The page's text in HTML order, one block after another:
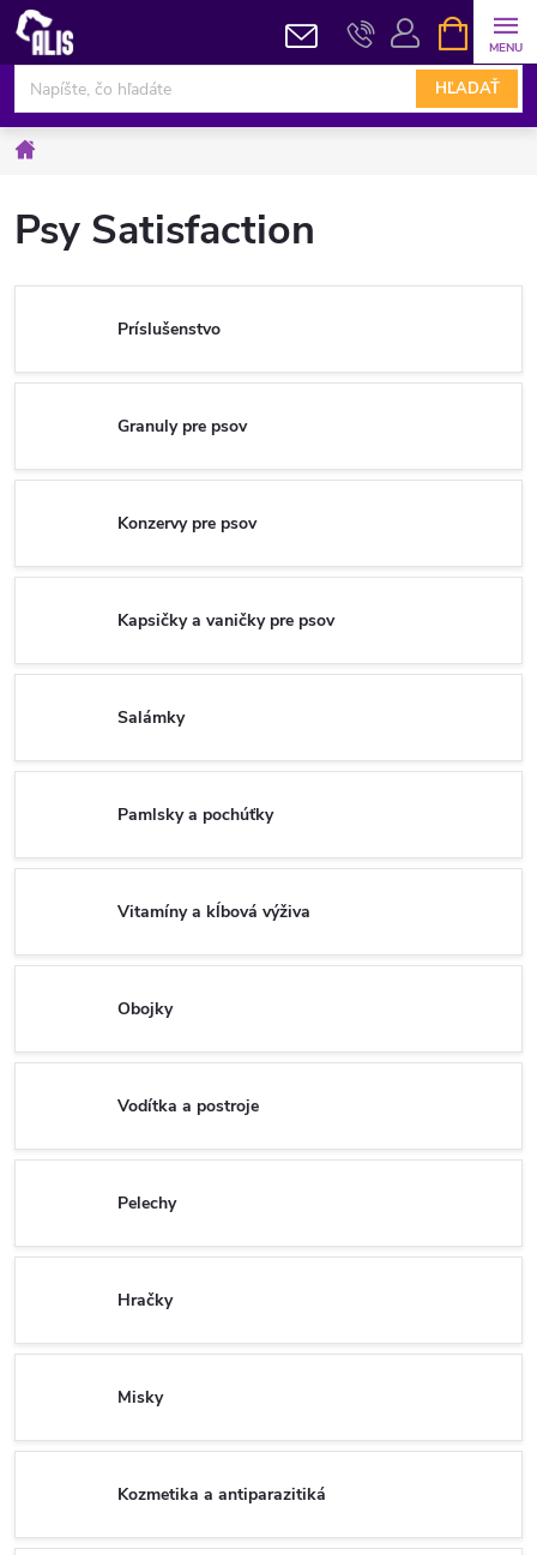
Prejsť
obsah
HĽADAŤ
KOŠÍK
Psy Satisfaction
Príslušenstvo
Granuly pre psov
Konzervy pre psov
Kapsičky a vaničky pre psov
Salámky
Pamlsky a pochúťky
Vitamíny a kĺbová výživa
Obojky
Vodítka a postroje
Pelechy
Hračky
Misky
Kozmetika a antiparazitiká